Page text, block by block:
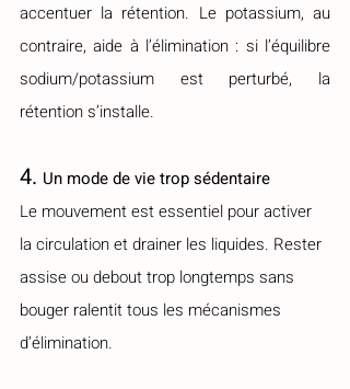
accentuer la rétention. Le potassium, au
contraire, aide à l’élimination : si l’équilibre
sodium/potassium est perturbé, la
rétention s’installe.
4. Un mode de vie trop sédentaire
Le mouvement est essentiel pour activer
la circulation et drainer les liquides. Rester
assise ou debout trop longtemps sans
bouger ralentit tous les mécanismes
d’élimination.